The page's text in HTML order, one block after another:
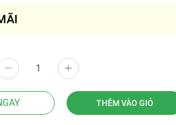
THÊM VÀO GIỎ